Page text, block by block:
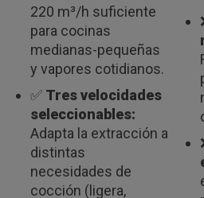
220 m³/h suficiente
para cocinas
medianas-pequeñas
y vapores cotidianos.
✅ Tres velocidades
seleccionables:
Adapta la extracción a
distintas
necesidades de
cocción (ligera,